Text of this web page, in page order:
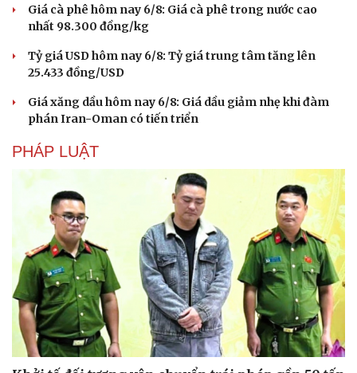
Giá cà phê hôm nay 6/8: Giá cà phê trong nước cao
nhất 98.300 đồng/kg
Tỷ giá USD hôm nay 6/8: Tỷ giá trung tâm tăng lên
25.433 đồng/USD
Giá xăng dầu hôm nay 6/8: Giá dầu giảm nhẹ khi đàm
phán Iran-Oman có tiến triển
PHÁP LUẬT